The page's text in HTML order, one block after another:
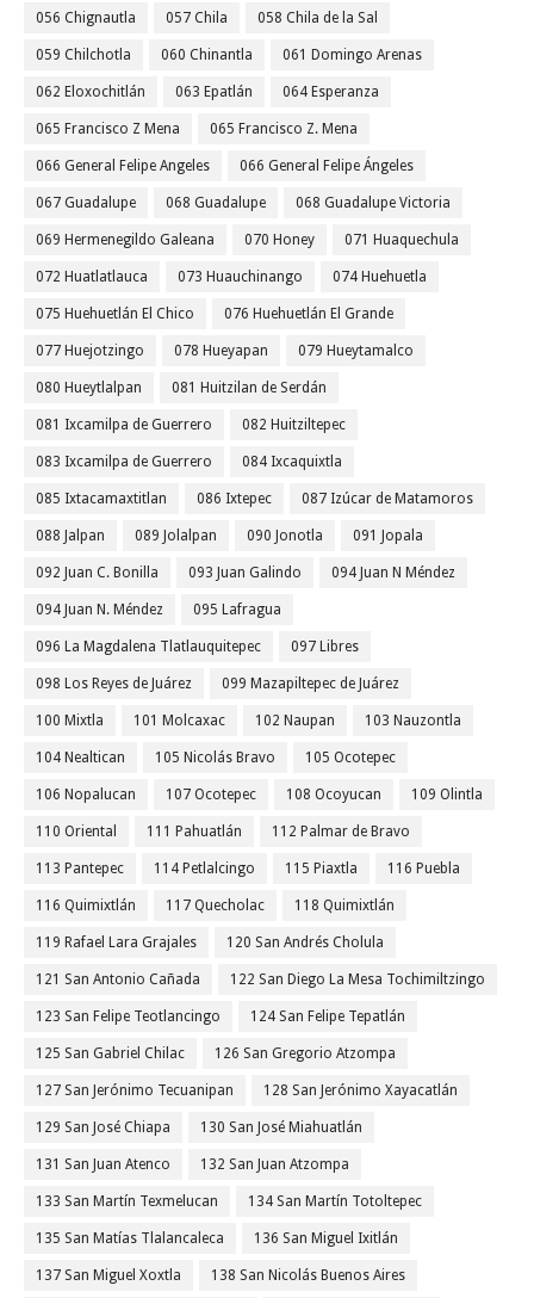
056 Chignautla 057 Chila 058 Chila de la Sal
059 Chilchotla 060 Chinantla 061 Domingo Arenas
062 Eloxochitlán 063 Epatlán 064 Esperanza
065 Francisco Z Mena 065 Francisco Z. Mena
066 General Felipe Angeles 066 General Felipe Ángeles
067 Guadalupe 068 Guadalupe 068 Guadalupe Victoria
069 Hermenegildo Galeana 070 Honey 071 Huaquechula
072 Huatlatlauca 073 Huauchinango 074 Huehuetla
075 Huehuetlán El Chico 076 Huehuetlán El Grande
077 Huejotzingo 078 Hueyapan 079 Hueytamalco
080 Hueytlalpan 081 Huitzilan de Serdán
081 Ixcamilpa de Guerrero 082 Huitziltepec
083 Ixcamilpa de Guerrero 084 Ixcaquixtla
085 Ixtacamaxtitlan 086 Ixtepec 087 Izúcar de Matamoros
088 Jalpan 089 Jolalpan 090 Jonotla 091 Jopala
092 Juan C. Bonilla 093 Juan Galindo 094 Juan N Méndez
094 Juan N. Méndez 095 Lafragua
096 La Magdalena Tlatlauquitepec 097 Libres
098 Los Reyes de Juárez 099 Mazapiltepec de Juárez
100 Mixtla 101 Molcaxac 102 Naupan 103 Nauzontla
104 Nealtican 105 Nicolás Bravo 105 Ocotepec
106 Nopalucan 107 Ocotepec 108 Ocoyucan 109 Olintla
110 Oriental 111 Pahuatlán 112 Palmar de Bravo
113 Pantepec 114 Petlalcingo 115 Piaxtla 116 Puebla
116 Quimixtlán 117 Quecholac 118 Quimixtlán
119 Rafael Lara Grajales 120 San Andrés Cholula
121 San Antonio Cañada 122 San Diego La Mesa Tochimiltzingo
123 San Felipe Teotlancingo 124 San Felipe Tepatlán
125 San Gabriel Chilac 126 San Gregorio Atzompa
127 San Jerónimo Tecuanipan 128 San Jerónimo Xayacatlán
129 San José Chiapa 130 San José Miahuatlán
131 San Juan Atenco 132 San Juan Atzompa
133 San Martín Texmelucan 134 San Martín Totoltepec
135 San Matías Tlalancaleca 136 San Miguel Ixitlán
137 San Miguel Xoxtla 138 San Nicolás Buenos Aires